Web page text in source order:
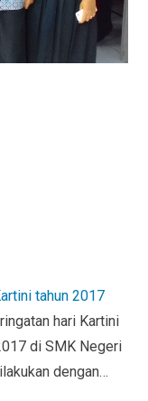
tahun 2017
hari Kartini
di SMK Negeri
dengan…